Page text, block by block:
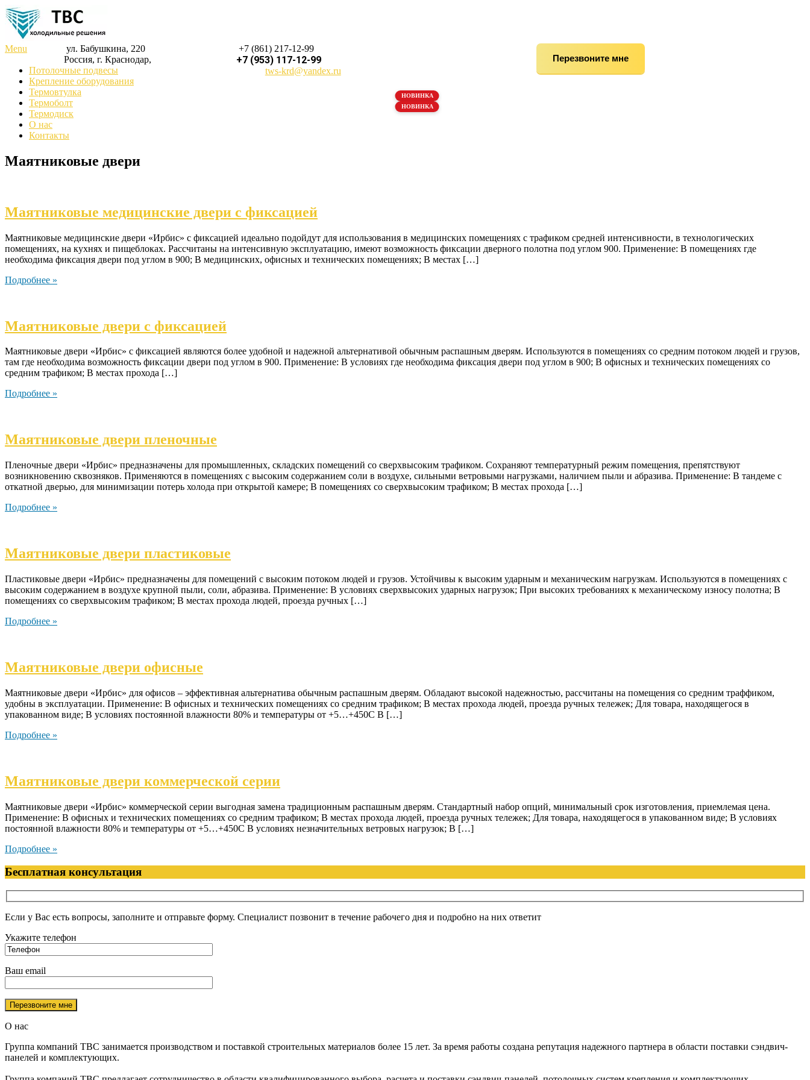
Перезвоните мне
+7 (861) 217-12-99
+7 (953) 117-12-99
tws-krd@yandex.ru
ул. Бабушкина, 220
Россия, г. Краснодар,
Menu
Потолочные подвесы
Крепление оборудования
Термовтулка
Термоболт
Термодиск
О нас
Контакты
Маятниковые двери
Маятниковые медицинские двери с фиксацией
Маятниковые медицинские двери «Ирбис» с фиксацией идеально подойдут для использования в медицинских помещениях с трафиком средней интенсивности, в технологических
помещениях, на кухнях и пищеблоках. Рассчитаны на интенсивную эксплуатацию, имеют возможность фиксации дверного полотна под углом 900. Применение: В помещениях где
необходима фиксация двери под углом в 900; В медицинских, офисных и технических помещениях; В местах […]
Подробнее »
Маятниковые двери с фиксацией
Маятниковые двери «Ирбис» с фиксацией являются более удобной и надежной альтернативой обычным распашным дверям. Используются в помещениях со средним потоком людей и грузов,
там где необходима возможность фиксации двери под углом в 900. Применение: В условиях где необходима фиксация двери под углом в 900; В офисных и технических помещениях со
средним трафиком; В местах прохода […]
Подробнее »
Маятниковые двери пленочные
Пленочные двери «Ирбис» предназначены для промышленных, складских помещений со сверхвысоким трафиком. Сохраняют температурный режим помещения, препятствуют
возникновению сквозняков. Применяются в помещениях с высоким содержанием соли в воздухе, сильными ветровыми нагрузками, наличием пыли и абразива. Применение: В тандеме с
откатной дверью, для минимизации потерь холода при открытой камере; В помещениях со сверхвысоким трафиком; В местах прохода […]
Подробнее »
Маятниковые двери пластиковые
Пластиковые двери «Ирбис» предназначены для помещений с высоким потоком людей и грузов. Устойчивы к высоким ударным и механическим нагрузкам. Используются в помещениях с
высоким содержанием в воздухе крупной пыли, соли, абразива. Применение: В условиях сверхвысоких ударных нагрузок; При высоких требованиях к механическому износу полотна; В
помещениях со сверхвысоким трафиком; В местах прохода людей, проезда ручных […]
Подробнее »
Маятниковые двери офисные
Маятниковые двери «Ирбис» для офисов – эффективная альтернатива обычным распашным дверям. Обладают высокой надежностью, рассчитаны на помещения со средним траффиком,
удобны в эксплуатации. Применение: В офисных и технических помещениях со средним трафиком; В местах прохода людей, проезда ручных тележек; Для товара, находящегося в
упакованном виде; В условиях постоянной влажности 80% и температуры от +5…+450С В […]
Подробнее »
Маятниковые двери коммерческой серии
Маятниковые двери «Ирбис» коммерческой серии выгодная замена традиционным распашным дверям. Стандартный набор опций, минимальный срок изготовления, приемлемая цена.
Применение: В офисных и технических помещениях со средним трафиком; В местах прохода людей, проезда ручных тележек; Для товара, находящегося в упакованном виде; В условиях
постоянной влажности 80% и температуры от +5…+450С В условиях незначительных ветровых нагрузок; В […]
Подробнее »
Бесплатная консультация
Если у Вас есть вопросы, заполните и отправьте форму. Специалист позвонит в течение рабочего дня и подробно на них ответит
Укажите телефон
Ваш email
О нас
Группа компаний ТВС занимается производством и поставкой строительных материалов более 15 лет. За время работы создана репутация надежного партнера в области поставки сэндвич-
панелей и комплектующих.